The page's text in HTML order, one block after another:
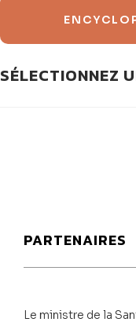
SÉLECTIONNEZ
PARTENAIRES
Le ministre de la